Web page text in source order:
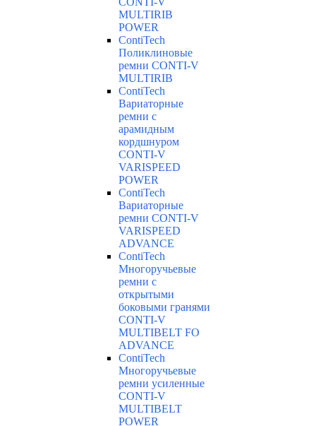
MULTIRIB
POWER
ContiTech
Поликлиновые
ремни CONTI-V
MULTIRIB
ContiTech
Вариаторные
ремни с
арамидным
кордшнуром
CONTI-V
VARISPEED
POWER
ContiTech
Вариаторные
ремни CONTI-V
VARISPEED
ADVANCE
ContiTech
Многоручьевые
ремни с
открытыми
боковыми гранями
CONTI-V
MULTIBELT FO
ADVANCE
ContiTech
Многоручьевые
ремни усиленные
CONTI-V
MULTIBELT
POWER